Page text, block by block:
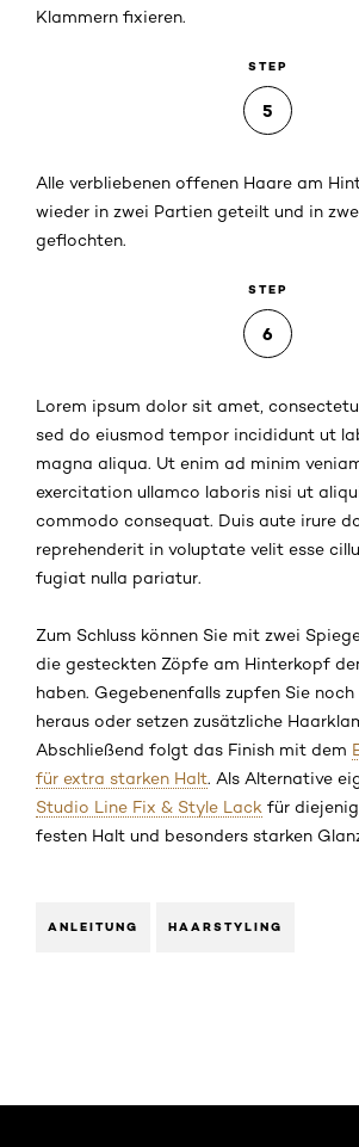
Klammern fixieren.
STEP
5
Alle verbliebenen offenen Haare am
wieder in zwei Partien geteilt und in
geflochten.
STEP
6
Lorem ipsum dolor sit amet,
sed do eiusmod tempor incididunt ut
magna aliqua. Ut enim ad minim
exercitation ullamco laboris nisi ut
commodo consequat. Duis aute irure
reprehenderit in voluptate velit esse
fugiat nulla pariatur.
Zum Schluss können Sie mit zwei
die gesteckten Zöpfe am Hinterkopf
haben. Gegebenenfalls zupfen Sie
heraus oder setzen zusätzliche
Abschließend folgt das Finish mit dem
für extra starken Halt. Als Alternative
Studio Line Fix & Style Lack für
festen Halt und besonders starken
ANLEITUNG HAARSTYLING